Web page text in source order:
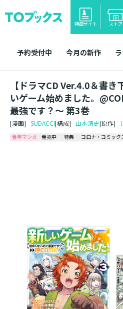
特設サイト ストア
予約受付中 今月の新作
【ドラマCD Ver.4.0＆書
いゲーム始めました。
最強です？～ 第3巻
[漫画] SUDACCI[構成] 山本清史[原作]
青年マンガ 発売中 特典 コロナ・コミック